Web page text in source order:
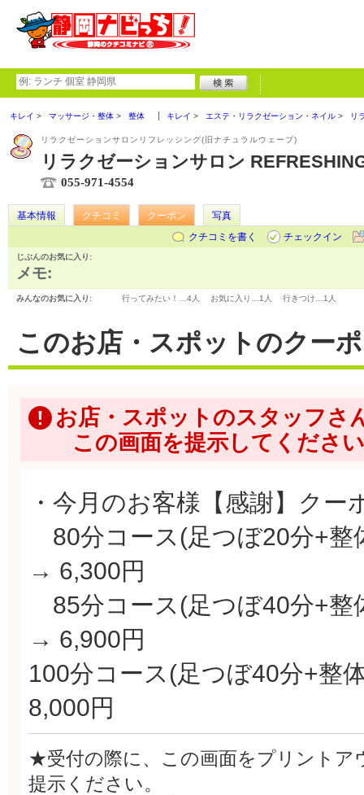
キレイ マッサージ・整体 整体 キレイ エステ・リラクゼーション・ネイル リ
リラクゼーションサロンリフレッシング(旧ナチュラルウェーブ)
リラクゼーションサロン
055-971-4554
基本情報 クチコミ クーポン
写真
クチコミを書く
チェックイン
じぶんのお気に入り:
メモ:
みんなのお気に入り: 行ってみたい！… 4人 お気に入り… 1人 行きつけ… 1人
このお店・スポットのクー
お店・スポットのスタッフさ
この画面を提示してください
・今月のお客様【感謝】クー
80分コース(足つぼ20分+
→ 6,300円
85分コース(足つぼ40分+
→ 6,900円
100分コース(足つぼ40分+
8,000円
★受付の際に、この画面をプリントア
提示ください。